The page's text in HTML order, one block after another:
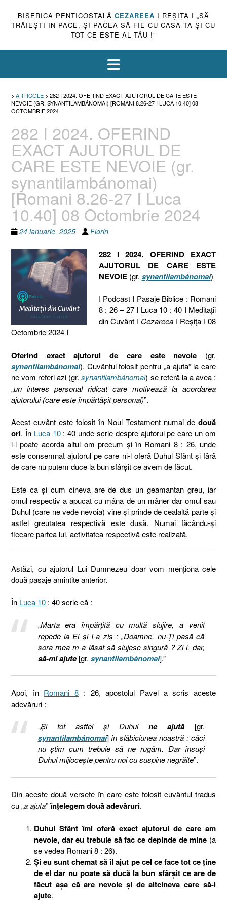
BISERICA PENTICOSTALĂ CEZAREEA I REŞIŢA I „SĂ
TRĂIEŞTI ÎN PACE, ŞI PACEA SĂ FIE CU CASA TA ŞI CU
TOT CE ESTE AL TĂU !”
> ARTICOLE > 282 I 2024. OFERIND EXACT AJUTORUL DE CARE ESTE
NEVOIE (GR. SYNANTILAMBÁNOMAI) [ROMANI 8.26-27 I LUCA 10.40] 08
OCTOMBRIE 2024
282 I 2024. OFERIND
EXACT AJUTORUL DE
CARE ESTE NEVOIE (gr.
synantilambánomai)
[Romani 8.26-27 I Luca
10.40] 08 Octombrie 2024
24 ianuarie, 2025 Florin
282 I 2024. OFERIND EXACT
AJUTORUL DE CARE ESTE
NEVOIE(gr. synantilambánomai)
I Podcast I Pasaje Biblice : Romani
8 : 26 – 27 I Luca 10 : 40 I Meditaţii
din Cuvânt I Cezareea I Reşiţa I 08
Octombrie 2024 I
Oferind exact ajutorul de care este nevoie (gr.
synantilambánomai). Cuvântul folosit pentru „a ajuta” la care
ne vom referi azi (gr.synantilambánomai) se referă la a avea :
„un interes personal ridicat care motivează la acordarea
ajutorului (care este împărtășit personal)”.
Acest cuvânt este folosit în Noul Testament numai de două
ori. În Luca 10: 40 unde scrie despre ajutorul pe care un om
i-l poate acorda altui om precum și în Romani 8 : 26, unde
este consemnat ajutorul pe care ni-l oferă Duhul Sfânt și fără
de care nu putem duce la bun sfârșit ce avem de făcut.
Este ca și cum cineva are de dus un geamantan greu, iar
omul respectiv a apucat cu mâna de un mâner dar omul sau
Duhul (care ne vede nevoia) vine și prinde de cealaltă parte și
astfel greutatea respectivă este dusă. Numai făcându-și
fiecare partea lui, activitatea respectivă este realizată.
Astăzi, cu ajutorul Lui Dumnezeu doar vom menționa cele
două pasaje amintite anterior.
În Luca 10 : 40 scrie că :
„Marta era împărţită cu multă slujire, a venit
repede la El şi I-a zis : „Doamne, nu-Ţi pasă că
sora mea m-a lăsat să slujesc singură ? Zi-i, dar,
să-mi ajute[gr. synantilambánomai].”
Apoi, în Romani 8 : 26, apostolul Pavel a scris aceste
adevăruri :
„Şi tot astfel şi Duhul ne ajută[gr.
synantilambánomai] în slăbiciunea noastră : căci
nu ştim cum trebuie să ne rugăm. Dar însuşi
Duhul mijloceşte pentru noi cu suspine negrăite”.
Din aceste două versete în care este folosit cuvântul tradus
cu „a ajuta”înțelegem două adevăruri.
Duhul Sfânt îmi oferă exact ajutorul de care am
nevoie, dar eu trebuie să fac ce depinde de mine (a
se vedea Romani 8 : 26).
Și eu sunt chemat să îl ajut pe cel ce face tot ce ține
de el dar nu poate să ducă la bun sfârșit ce are de
făcut așa că are nevoie și de altcineva care să-l
ajute.